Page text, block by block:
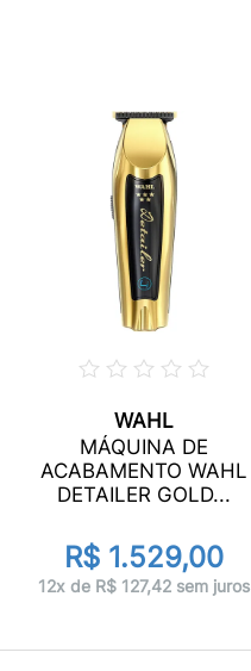
WAHL
MÁQUINA DE
ACABAMENTO WAHL
DETAILER GOLD...
R$ 1.529,00
12x de R$ 127,42 sem juros